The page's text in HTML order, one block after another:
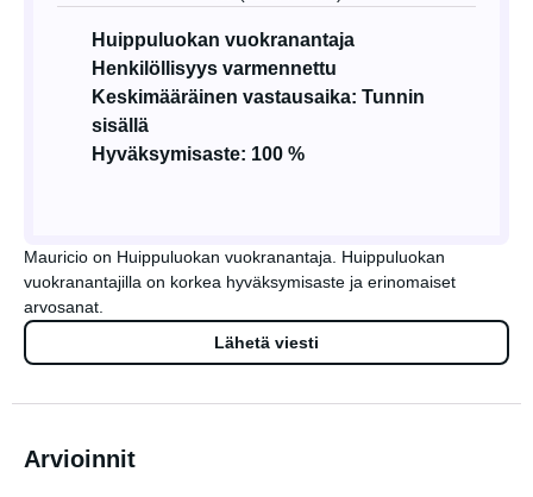
Huippuluokan vuokranantaja
Henkilöllisyys varmennettu
Keskimääräinen vastausaika: Tunnin
sisällä
Hyväksymisaste: 100 %
Mauricio on Huippuluokan vuokranantaja. Huippuluokan
vuokranantajilla on korkea hyväksymisaste ja erinomaiset
arvosanat.
Lähetä viesti
Arvioinnit